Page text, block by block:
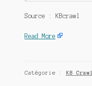
Source : KBcrawl
Read More
Catégorie : KB Crawl